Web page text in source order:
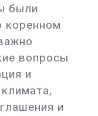
были
коренном
вопросы
и
и